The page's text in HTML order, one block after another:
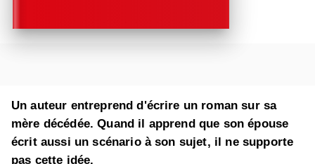
Un auteur entreprend d'écrire un roman sur sa
mère décédée. Quand il apprend que son épouse
écrit aussi un scénario à son sujet, il ne supporte
pas cette idée.